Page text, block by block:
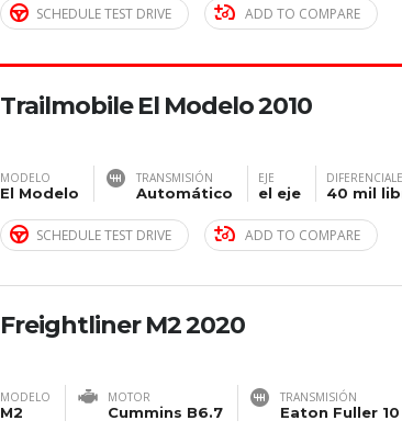
SCHEDULE TEST DRIVE ADD TO COMPARE
Trailmobile El Modelo 2010
MODELO
El Modelo
TRANSMISIÓN
Automático
EJE
el eje 40 mil
SCHEDULE TEST DRIVE ADD TO COMPARE
Freightliner M2 2020
MODELO
M2
MOTOR
Cummins B6.7
TRANSMISIÓN
Eaton Fuller 10